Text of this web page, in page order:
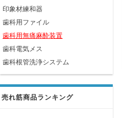
印象材練和器
歯科用ファイル
歯科用無痛麻酔装置
歯科電気メス
歯科根管洗浄システム
売れ筋商品ランキング